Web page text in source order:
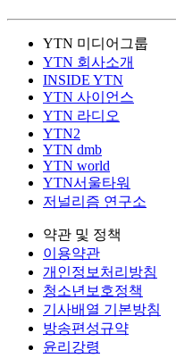
YTN 미디어그룹
YTN 회사소개
INSIDE YTN
YTN 사이언스
YTN 라디오
YTN2
YTN dmb
YTN world
YTN서울타워
저널리즘 연구소
약관 및 정책
이용약관
개인정보처리방침
청소년보호정책
기사배열 기본방침
방송편성규약
윤리강령